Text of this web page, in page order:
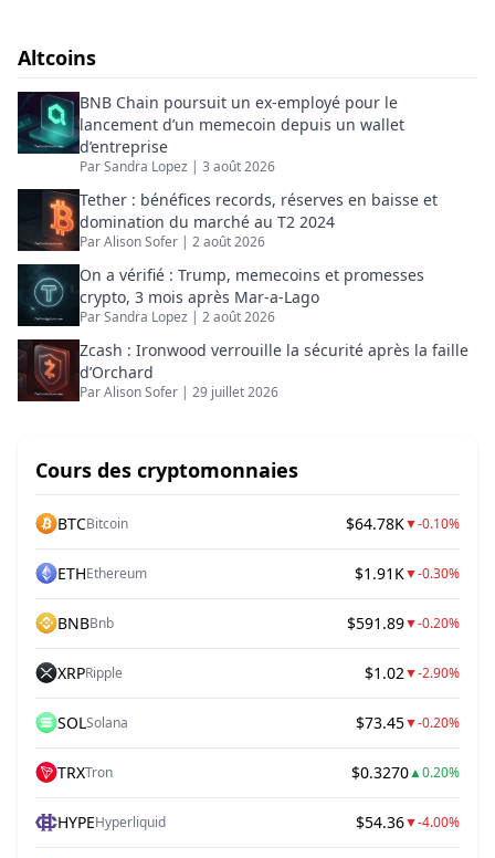
Altcoins
BNB Chain poursuit un ex-employé pour le
lancement d’un memecoin depuis un wallet
d’entreprise
ParSandra Lopez | 3 août 2026
Tether : bénéfices records, réserves en baisse et
domination du marché au T2 2024
ParAlison Sofer | 2 août 2026
On a vérifié : Trump, memecoins et promesses
crypto, 3 mois après Mar-a-Lago
ParSandra Lopez | 2 août 2026
Zcash : Ironwood verrouille la sécurité après la faille
d’Orchard
ParAlison Sofer | 29 juillet 2026
Cours des cryptomonnaies
BTCBitcoin $64.78K▼-0.10%
ETHEthereum $1.91K▼-0.30%
BNBBnb $591.89▼-0.20%
XRPRipple $1.02▼-2.90%
SOLSolana $73.45▼-0.20%
TRXTron $0.3270▲0.20%
HYPEHyperliquid $54.36▼-4.00%